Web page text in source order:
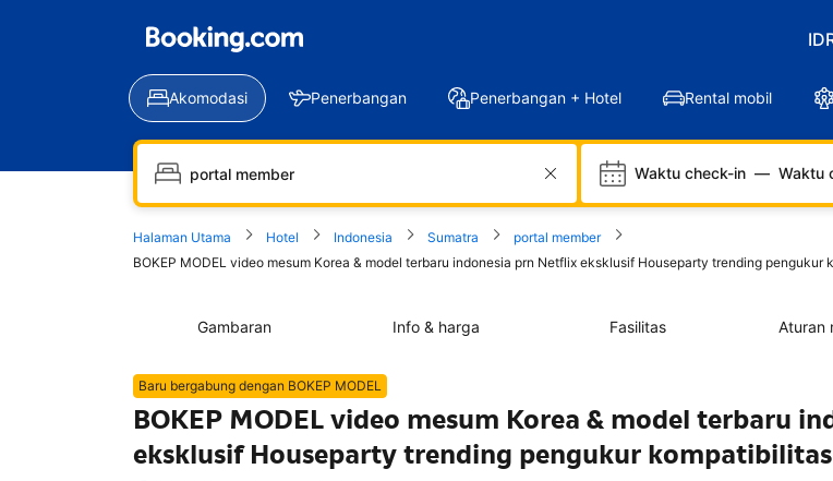
Akomodasi Penerbangan Penerbangan + Hotel Rental mobil
Waktu check-in — Waktu
Halaman Utama Hotel Indonesia Sumatra
portal member
BOKEP MODEL video mesum Korea & model terbaru indonesia prn Netflix eksklusif Houseparty trending pengukur
Gambaran Info & harga Fasilitas Aturan
Baru bergabung dengan BOKEP MODEL
BOKEP MODEL video mesum Korea & model terbaru
eksklusif Houseparty trending pengukur kompatibilitas